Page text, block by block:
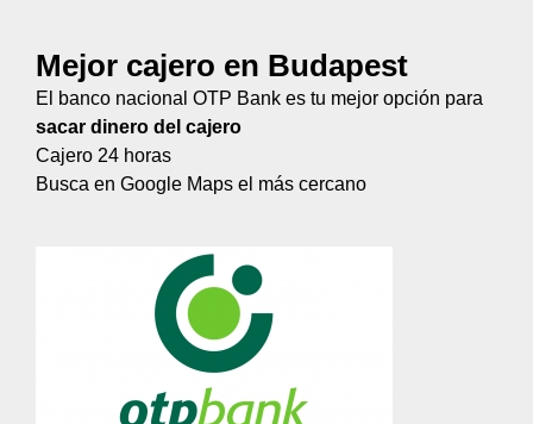
Mejor cajero en Budapest
El banco nacional OTP Bank es tu mejor opción para
sacar dinero del cajero
Cajero 24 horas
Busca en Google Maps el más cercano